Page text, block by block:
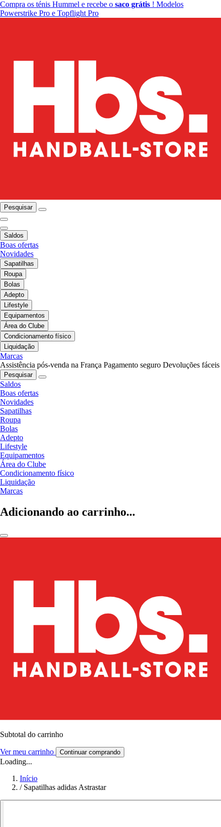
Compra os ténis Hummel e recebe o saco grátis ! Modelos
Powerstrike Pro e Topflight Pro
Pesquisar
Saldos
Boas ofertas
Novidades
Sapatilhas
Roupa
Bolas
Adepto
Lifestyle
Equipamentos
Área do Clube
Condicionamento físico
Liquidação
Marcas
Assistência pós-venda na França Pagamento seguro Devoluções fáceis
Pesquisar
Saldos
Boas ofertas
Novidades
Sapatilhas
Roupa
Bolas
Adepto
Lifestyle
Equipamentos
Área do Clube
Condicionamento físico
Liquidação
Marcas
Adicionando ao carrinho...
Subtotal do carrinho
Ver meu carrinho Continuar comprando
Loading...
Início
/ Sapatilhas adidas Astrastar